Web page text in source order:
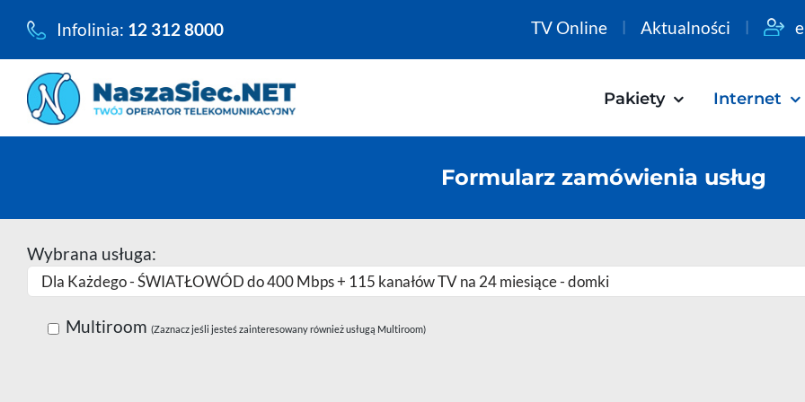
zawartości
Infolinia: 12 312 8000 TV Online Aktualności
Pakiety Internet
Formularz zamówienia usług
Wybrana usługa:
Multiroom (Zaznacz jeśli jesteś zainteresowany również usługą Multiroom)